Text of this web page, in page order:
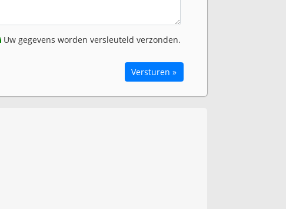
Uw gegevens worden versleuteld verzonden.
Versturen »